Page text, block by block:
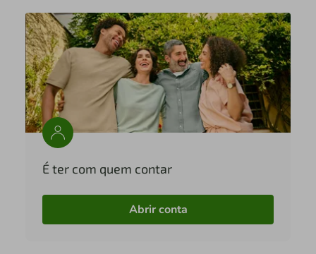
É ter com quem contar
Abrir conta